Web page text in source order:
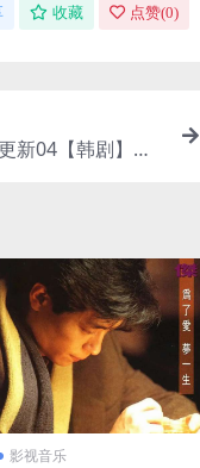
收藏 点赞(0)
新04【韩剧】夸
影视音乐